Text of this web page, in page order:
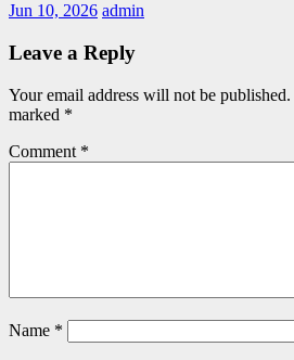
Jun 10, 2026 admin
Leave a Reply
Your email address will not be published.
marked *
Comment *
Name *